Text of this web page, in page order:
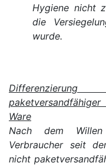
Hygiene nicht
die
wurde.
Ware
Nach dem
Verbraucher seit
nicht